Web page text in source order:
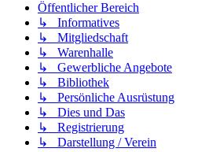
Öffentlicher Bereich
↳ Informatives
↳ Mitgliedschaft
↳ Warenhalle
↳ Gewerbliche Angebote
↳ Bibliothek
↳ Persönliche Ausrüstung
↳ Dies und Das
↳ Registrierung
↳ Darstellung / Verein